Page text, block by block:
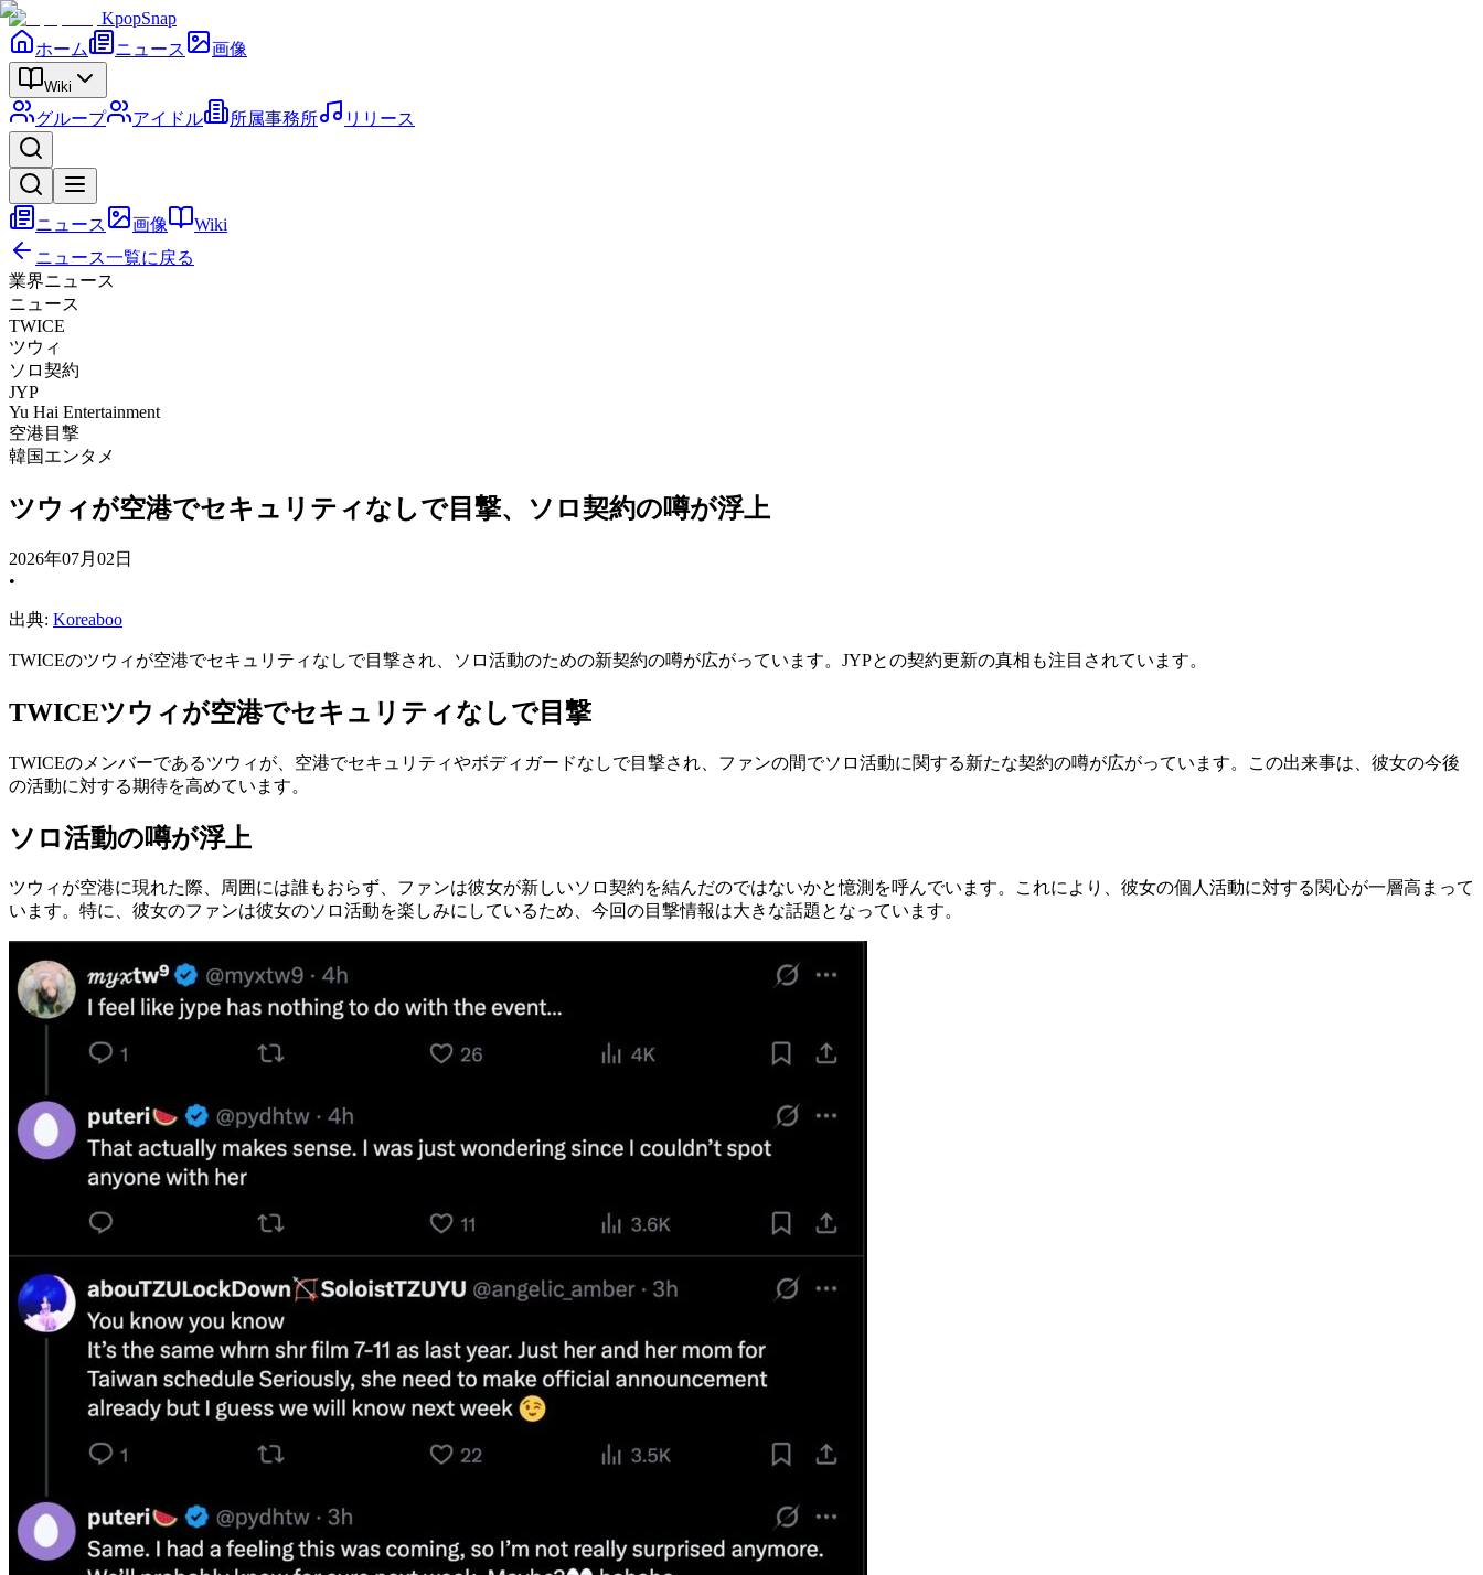
KpopSnap
ホーム
ニュース 画像
Wiki
グループ アイドル 所属事務所 リリース
ニュース 画像
Wiki
ニュース一覧に戻る
業界ニュース
ニュース
TWICE
ツウィ
ソロ契約
JYP
Yu Hai Entertainment
空港目撃
韓国エンタメ
ツウィが空港でセキュリティなしで目撃、ソロ契約の噂が浮上
2026年07月02日
•
出典: Koreaboo
TWICEのツウィが空港でセキュリティなしで目撃され、ソロ活動のための新契約の噂が広がっています。JYPとの契約更新の真相も注目されています。
TWICEツウィが空港でセキュリティなしで目撃
TWICEのメンバーであるツウィが、空港でセキュリティやボディガードなしで目撃され、ファンの間でソロ活動に関する新たな契約の噂が広がっています。この出来事は、彼女の今後
の活動に対する期待を高めています。
ソロ活動の噂が浮上
ツウィが空港に現れた際、周囲には誰もおらず、ファンは彼女が新しいソロ契約を結んだのではないかと憶測を呼んでいます。これにより、彼女の個人活動に対する関心が一層高まって
います。特に、彼女のファンは彼女のソロ活動を楽しみにしているため、今回の目撃情報は大きな話題となっています。